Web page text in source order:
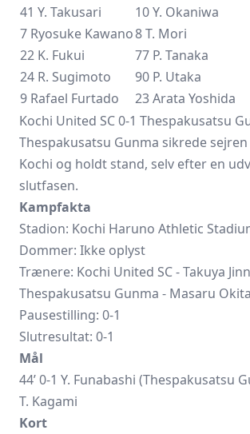
41 Y. Takusari
7 Ryosuke Kawano
22 K. Fukui
24 R. Sugimoto
9 Rafael Furtado
10 Y. Okaniwa
8 T. Mori
77 P. Tanaka
90 P. Utaka
23 Arata Yoshida
Kochi United SC 0-1 Thespakusatsu
Thespakusatsu Gunma sikrede
Kochi og holdt stand, selv efter en
slutfasen.
Kampfakta
Stadion: Kochi Haruno Athletic
Dommer: Ikke oplyst
Trænere: Kochi United SC- Takuya
Thespakusatsu Gunma - Masaru Okita
Pausestilling: 0-1
Slutresultat: 0-1
Mål
44’ 0-1 Y. Funabashi (Thespakusatsu
T. Kagami
Kort